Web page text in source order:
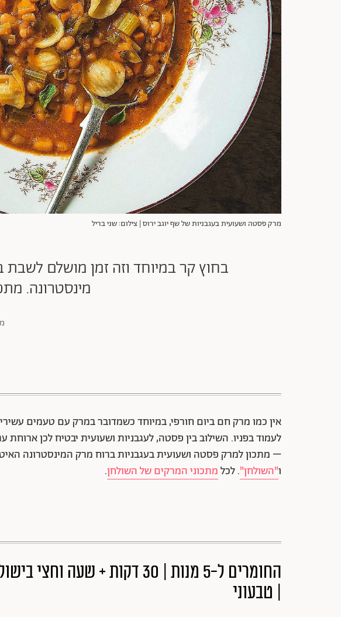
מרק פסטה ושעועית בעגבניות של שף יוגב ירוס | צילום: שני בריל
בחוץ קר במיוחד וזה זמן מושלם לשבת
מינסטרונה.
אין כמו מרק חם ביום חורפי, במיוחד כשמדובר במרק עם טעמים
לעמוד בפניו. השילוב בין פסטה, לעגבניות ושעועית יבטיח לכן ארוחת
– מתכון למרק פסטה ושעועית בעגבניות ברוח מרק המינסטרונה
ו"השולחן". לכלמתכוני המרקים של השולחן.
החומרים ל-5 מנות | 30 דקות +
| טבעוני